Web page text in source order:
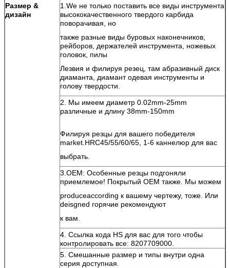
Размер &
дизайн
1.We не только поставить все виды инструмента
высококачественного твердого карбида
поворачивая, но
также разные виды буровых наконечников,
рейборов, держателей инструмента, ножевых
головок, пилы
Лезвия и филируя резец, там абразивный диск
диаманта, диамант одевая инструменты и
голову твердости.
2. Мы имеем диаметр 0.02mm-25mm
различные и длину 38mm-150mm
Филируя резцы для вашего победителя
market.HRC45/55/60/65, 1-6 каннелюр для вас
выбрать.
3.OEM: Особенные резцы подгоняли
приемлемое! Покрытый OEM также. Мы можем
produceaccording к вашему чертежу, тоже. Или
deisgned горячие рекомендуют
к вам.
4. Ссылка кода HS для вас для того чтобы
контролировать все: 8207709000.
5. Смешанные размер и типы внутри одна
серия доступная.